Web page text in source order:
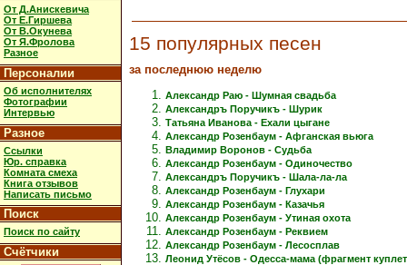
От Д.Анискевича
От Е.Гиршева
От В.Окунева
От Я.Фролова
Разное
Персоналии
Об исполнителях
Фотографии
Интервью
Разное
Ссылки
Юр. справка
Комната смеха
Книга отзывов
Написать письмо
Поиск
Поиск по сайту
Счётчики
15 популярных песен
за последнюю неделю
Александр Раю - Шумная свадьба
Александръ Поручикъ - Шурик
Татьяна Иванова - Ехали цыгане
Александр Розенбаум - Афганская вьюга
Владимир Воронов - Судьба
Александр Розенбаум - Одиночество
Александръ Поручикъ - Шала-ла-ла
Александр Розенбаум - Глухари
Александр Розенбаум - Казачья
Александр Розенбаум - Утиная охота
Александр Розенбаум - Реквием
Александр Розенбаум - Лесосплав
Леонид Утёсов - Одесса-мама (фрагмент